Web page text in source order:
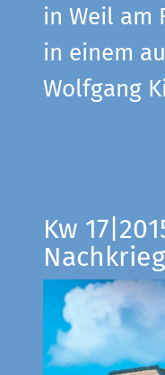
in Weil am
in einem
Wolfgang
Kw